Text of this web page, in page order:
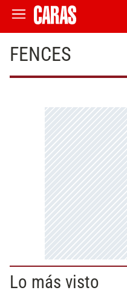
FENCES
Lo más visto